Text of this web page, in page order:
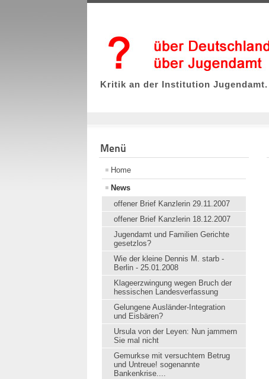
Kritik an der Institution Jugendamt.
Menü
Home
News
offener Brief Kanzlerin 29.11.2007
offener Brief Kanzlerin 18.12.2007
Jugendamt und Familien Gerichte
gesetzlos?
Wie der kleine Dennis M. starb -
Berlin - 25.01.2008
Klageerzwingung wegen Bruch der
hessischen Landesverfassung
Gelungene Ausländer-Integration
und Eisbären?
Ursula von der Leyen: Nun jammern
Sie mal nicht
Gemurkse mit versuchtem Betrug
und Untreue! sogenannte
Bankenkrise....